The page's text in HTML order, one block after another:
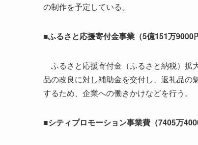
の制作を予定している。
■ふるさと応援寄付金事業（5億151万9000
ふるさと応援寄付金（ふるさと納税）拡
品の改良に対し補助金を交付し、返礼品の
するため、企業への働きかけなどを行う。
■シティプロモーション事業費（7405万